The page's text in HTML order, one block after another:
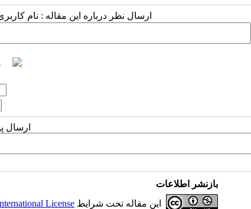
ارسال نظر درباره این مقاله : نام
ارسال
بازنشر اطلاعات
این مقاله تحت شرایط License